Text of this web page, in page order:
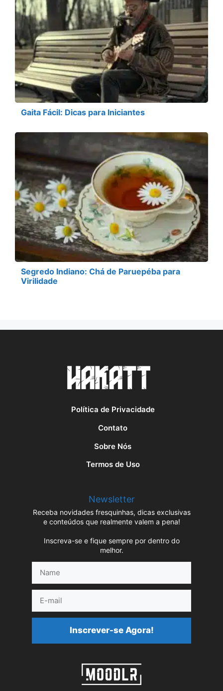
Gaita Fácil: Dicas para Iniciantes
Segredo Indiano: Chá de Paruepéba para
Virilidade
Política de Privacidade
Contato
Sobre Nós
Termos de Uso
Newsletter
Receba novidades fresquinhas, dicas exclusivas
e conteúdos que realmente valem a pena!
Inscreva-se e fique sempre por dentro do
melhor.
mail
Inscrever-se Agora!